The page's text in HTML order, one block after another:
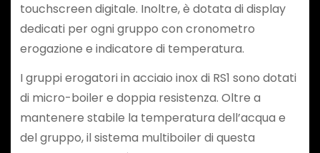
touchscreen digitale. Inoltre, è dotata di display
dedicati per ogni gruppo con cronometro
erogazione e indicatore di temperatura.
I gruppi erogatori in acciaio inox di RS1 sono dotati
di micro-boiler e doppia resistenza. Oltre a
mantenere stabile la temperatura dell’acqua e
del gruppo, il sistema multiboiler di questa